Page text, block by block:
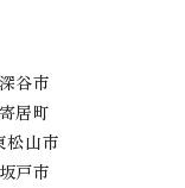
谷市
居町
山市
戸市